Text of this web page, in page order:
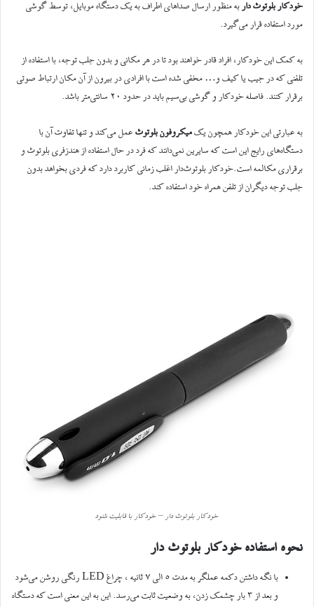
خودکار بلوتوث دار به منظور ارسال صداهای اطراف به یک دستگاه موبایل، توسط گوشی
مورد استفاده قرار می‌گیرد.
به کمک این خودکار، افراد قادر خواهند بود تا در هر مکانی و بدون جلب توجه، با استفاده از
تلفنی که در جیب یا کیف و… مخفی شده است با افرادی در بیرون از آن مکان ارتباط صوتی
برقرار کنند. فاصله خودکار و گوشی بی‌سیم باید در حدود ۲۰ سانتی‌متر باشد.
به عبارتی این خودکار همچون یکمیکروفونبلوتوث عمل می‌کند و تنها تفاوت آن با
دستگاه‌های رایج این است که سایرین نمی‌دانند که فرد در حال استفاده از هندزفری بلوتوث و
برقراری مکالمه است.خودکار بلوتوث‌دار اغلب زمانی کاربرد دارد که فردی بخواهد بدون
جلب توجه دیگران از تلفن همراه خود استفاده کند.
خودکار بلوتوث دار – خودکار با قابلیت شنود
نحوه استفاده خودکار بلوتوث دار
با نگه داشتن دکمه عملگر به مدت ۵ الی ۷ ثانیه ، چراغ LED رنگی روشن می‌شود
و بعد از ۳ بار چشمک زدن، به وضعیت ثابت می‌رسد. این به این معنی است که دستگاه